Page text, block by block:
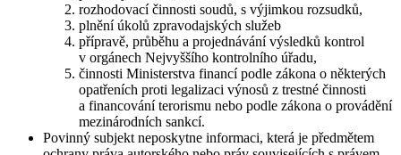
rozhodovací činnosti soudů, s výjimkou rozsudků,
plnění úkolů zpravodajských služeb
přípravě, průběhu a projednávání výsledků kontrol
v orgánech Nejvyššího kontrolního úřadu,
činnosti Ministerstva financí podle zákona o některých
opatřeních proti legalizaci výnosů z trestné činnosti
a financování terorismu nebo podle zákona o provádění
mezinárodních sankcí.
Povinný subjekt neposkytne informaci, která je předmětem